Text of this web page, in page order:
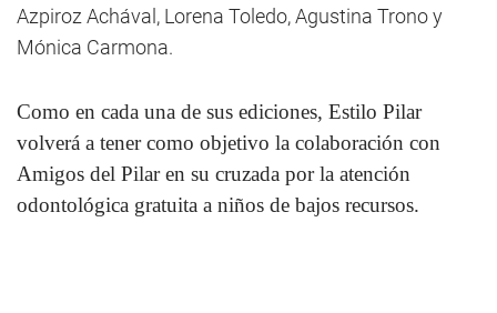
Azpiroz Achával, Lorena Toledo, Agustina Trono y
Mónica Carmona.
Como en cada una de sus ediciones, Estilo Pilar
volverá a tener como objetivo la colaboración con
Amigos del Pilar en su cruzada por la atención
odontológica gratuita a niños de bajos recursos.